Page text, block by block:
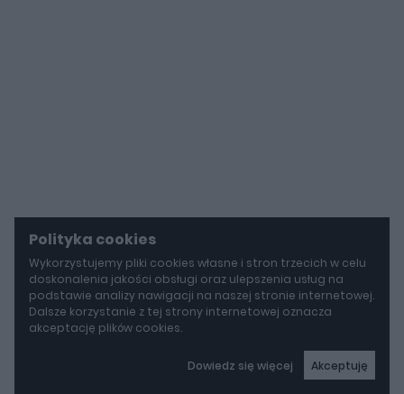
Polityka cookies
Wykorzystujemy pliki cookies własne i stron trzecich w celu
doskonalenia jakości obsługi oraz ulepszenia usług na
podstawie analizy nawigacji na naszej stronie internetowej.
Dalsze korzystanie z tej strony internetowej oznacza
akceptację plików cookies.
Dowiedz się więcej Akceptuję